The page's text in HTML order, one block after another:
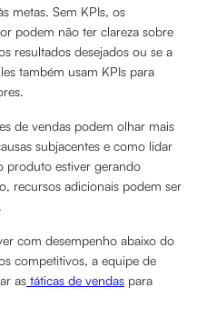
metas. Sem KPIs, os
podem não ter clareza sobre
resultados desejados ou se a
também usam KPIs para
de vendas podem olhar mais
subjacentes e como lidar
produto estiver gerando
recursos adicionais podem ser
com desempenho abaixo do
competitivos, a equipe de
as táticas de vendas para